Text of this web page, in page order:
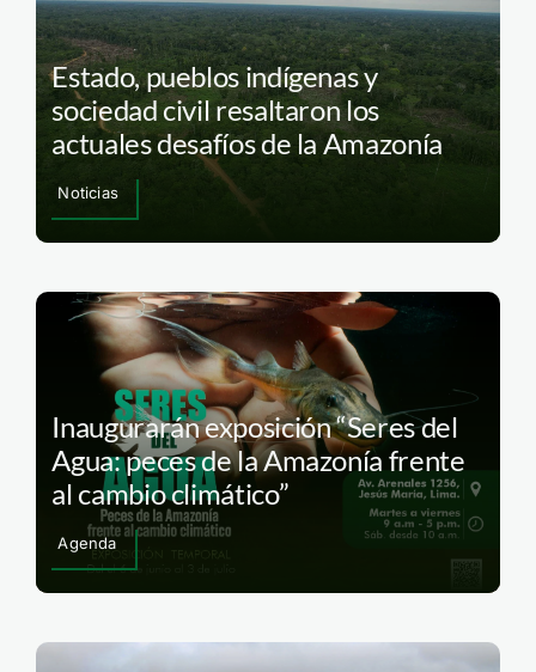
Estado, pueblos indígenas y
sociedad civil resaltaron los
actuales desafíos de la Amazonía
Noticias
Inaugurarán exposición “Seres del
Agua: peces de la Amazonía frente
al cambio climático”
Agenda